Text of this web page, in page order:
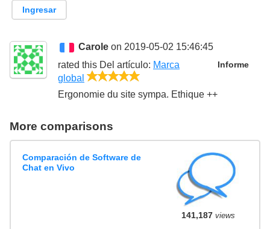
Ingresar
Carole on 2019-05-02 15:46:45
Informe
rated this Del artículo: Marca
global
Ergonomie du site sympa. Ethique ++
More comparisons
Comparación de Software de
Chat en Vivo
141,187views